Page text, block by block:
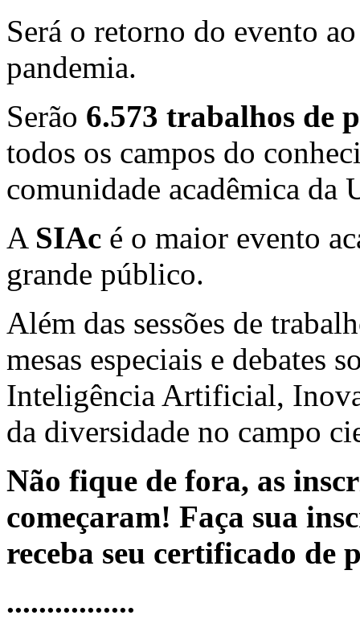
Será o retorno do evento
pandemia.
Serão 6.573 trabalhos de
todos os campos do
comunidade acadêmica da
A SIAc é o maior evento
grande público.
Além das sessões de
mesas especiais e debates
Inteligência Artificial,
da diversidade no campo
Não fique de fora, as
começaram! Faça sua
receba seu certificado de
................